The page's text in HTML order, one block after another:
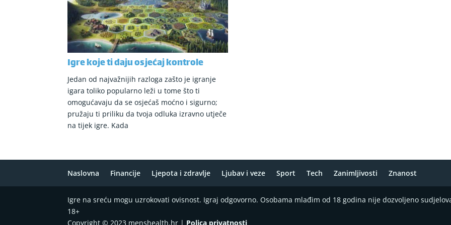
Igre koje ti daju osjećaj kontrole
Jedan od najvažnijih razloga zašto je igranje
igara toliko popularno leži u tome što ti
omogućavaju da se osjećaš moćno i sigurno;
pružaju ti priliku da tvoja odluka izravno utječe
na tijek igre. Kada
Naslovna Financije Ljepota i zdravlje Ljubav i veze Sport Tech Zanimljivosti Znanost
Igre na sreću mogu uzrokovati ovisnost. Igraj odgovorno. Osobama mlađim od 18 godina nije dozvoljeno
18+
Copyright © 2023 menshealth.hr | Polica privatnosti